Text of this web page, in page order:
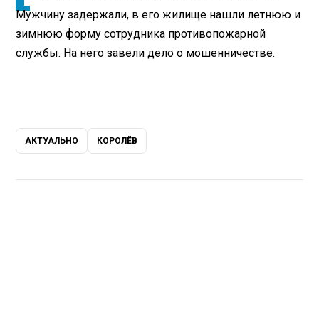
Мужчину задержали, в его жилище нашли летнюю и
зимнюю форму сотрудника противопожарной
службы. На него завели дело о мошенничестве.
АКТУАЛЬНО КОРОЛЁВ